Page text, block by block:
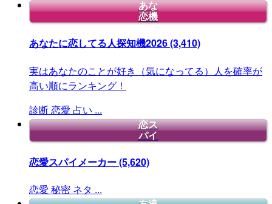
あな
恋機
あなたに恋してる人探知機2026(3,410)
実はあなたのことが好き（気になってる）人を確率が
高い順にランキング！
診断恋愛 占い ...
恋ス
パイ
恋愛スパイメーカー(5,620)
恋愛 秘密 ネタ ...